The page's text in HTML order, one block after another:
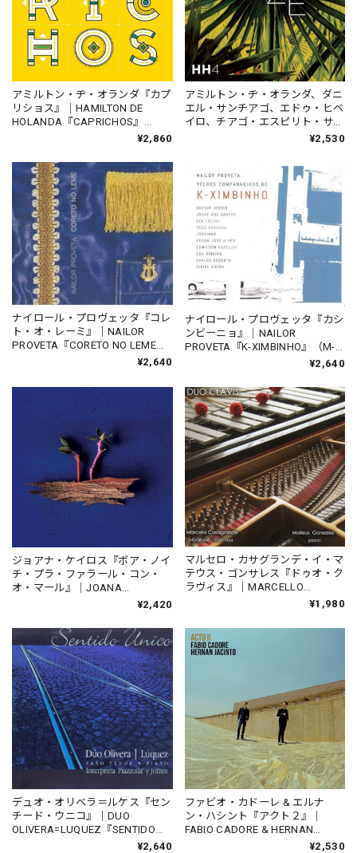
アミルトン・ヂ・オランダ『カプ
リショス』｜HAMILTON DE
HOLANDA『CAPRICHOS』
¥2,860
アミルトン・ヂ・オランダ、ダニ
エル・サンチアゴ、エドゥ・ヒベ
イロ、チアゴ・エスピリト・サン
ト『アルモニジ』｜HAMILTON
SANTIAGO, EDU RIBEIRO,
THIAGO ESPIRITO
SANTO『HARMONIZE 』（BRP-
020）_TNLBR_
¥2,530
ナイロール・プロヴェッタ『コレ
ト・オ・レーミ』｜NAILOR
PROVETA『CORETO NO LEME』
¥2,640
ナイロール・プロヴェッタ『カシ
ンビーニョ』｜NAILOR
PROVETA『K-XIMBINHO』（M-
¥2,640
ジョアナ・ケイロス『ボア・ノイ
チ・プラ・ファラール・コン・
オ・マール』｜JOANA
QUEIROZ『BOA NOITE PRA
JQ2017BN）_LTNBR_
¥2,420
マルセロ・カサグランデ・イ・マ
テウス・ゴンサレス『ドゥオ・ク
ラヴィス』｜MARCELLO
（IND-DPR1692）_LNTBR_
¥1,980
デュオ・オリベラ＝ルケス『セン
チード・ウニコ』｜DUO
OLIVERA=LUQUEZ『SENTIDO
UNICO』（EP-041502）_QTAR_
¥2,640
ファビオ・カドーレ & エルナ
ン・ハシント『アクト２』｜
FABIO CADORE & HERNAN
JACINTO『ACT II』（MUSAS-
¥2,530